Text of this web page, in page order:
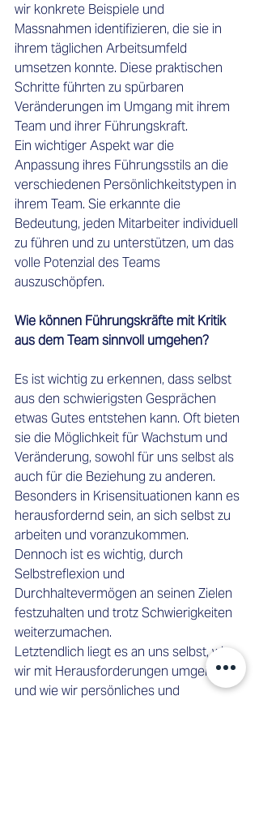
wir konkrete Beispiele und
Massnahmen identifizieren, die sie in
ihrem täglichen Arbeitsumfeld
umsetzen konnte. Diese praktischen
Schritte führten zu spürbaren
Veränderungen im Umgang mit ihrem
Team und ihrer Führungskraft.
Ein wichtiger Aspekt war die
Anpassung ihres Führungsstils an die
verschiedenen Persönlichkeitstypen in
ihrem Team. Sie erkannte die
Bedeutung, jeden Mitarbeiter individuell
zu führen und zu unterstützen, um das
volle Potenzial des Teams
auszuschöpfen.
Wie können Führungskräfte mit Kritik
aus dem Team sinnvoll umgehen?
Es ist wichtig zu erkennen, dass selbst
aus den schwierigsten Gesprächen
etwas Gutes entstehen kann. Oft bieten
sie die Möglichkeit für Wachstum und
Veränderung, sowohl für uns selbst als
auch für die Beziehung zu anderen.
Besonders in Krisensituationen kann es
herausfordernd sein, an sich selbst zu
arbeiten und voranzukommen.
Dennoch ist es wichtig, durch
Selbstreflexion und
Durchhaltevermögen an seinen Zielen
festzuhalten und trotz Schwierigkeiten
weiterzumachen.
Letztendlich liegt es an uns selbst, wie
wir mit Herausforderungen umgehen
und wie wir persönliches und